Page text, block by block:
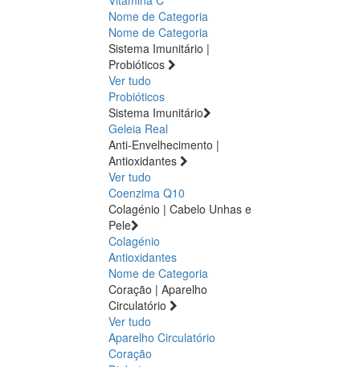
Nome de Categoria
Nome de Categoria
Sistema Imunitário |
Probióticos
Ver tudo
Probióticos
Sistema Imunitário
Geleia Real
Anti-Envelhecimento |
Antioxidantes
Ver tudo
Coenzima Q10
Colagénio | Cabelo Unhas e
Pele
Colagénio
Antioxidantes
Nome de Categoria
Coração | Aparelho
Circulatório
Ver tudo
Aparelho Circulatório
Coração